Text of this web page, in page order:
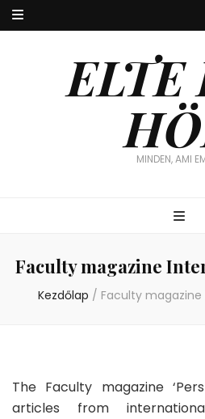
ELTE
MINDEN, AMI
Faculty magazine
Kezdőlap / Faculty
The Faculty magazine
articles from